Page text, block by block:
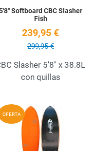
Softboard CBC Slasher
Fish
239,95 €
299,95 €
Slasher 5'8'' x 38.8L
con quillas
Wishlist
OFERTA